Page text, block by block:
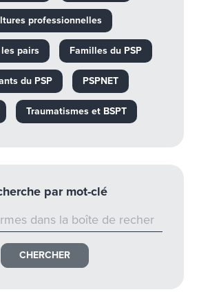
professionnelles
pairs Familles du PSP
du PSP PSPNET
Traumatismes et BSPT
par mot-clé